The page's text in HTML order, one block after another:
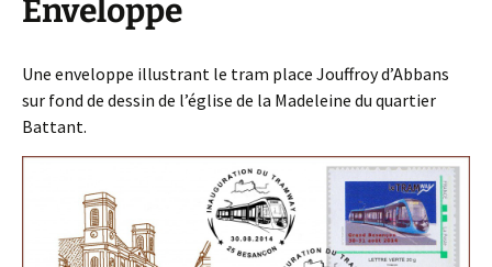
Enveloppe
Une enveloppe illustrant le tram place Jouffroy d’Abbans
sur fond de dessin de l’église de la Madeleine du quartier
Battant.